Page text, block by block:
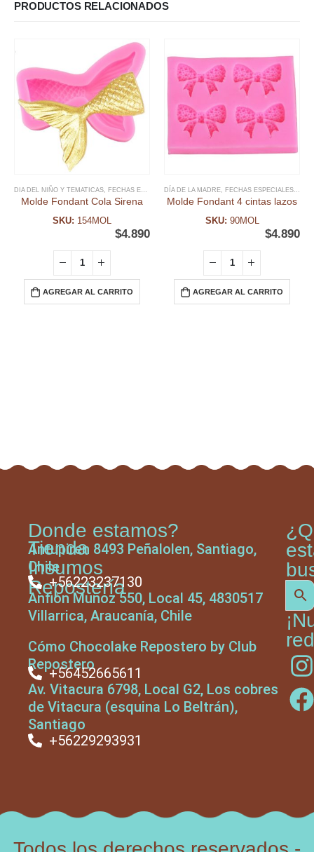
PRODUCTOS RELACIONADOS
DIA DEL NIÑO Y TEMATICAS, FECHAS ESPECIALES , FONDANT , MOLDE FONDANT, SIRENAS Y
Molde Fondant Cola Sirena
SKU: 154MOL
$4.890
AGREGAR AL CARRITO
DÍA DE LA MADRE, FECHAS ESPECIALES,
Molde Fondant 4 cintas lazos
SKU: 90MOL
$4.890
AGREGAR AL CARRITO
Tienda
Insumos
Repostería
Donde estamos?
Antupiren 8493 Peñalolen, Santiago,
Chile
+56223237130
Anfión Muñoz 550, Local 45, 4830517
Villarrica, Araucanía, Chile
Cómo Chocolake Repostero by Club
Repostero
+56452665611
Av. Vitacura 6798, Local G2, Los cobres
de Vitacura (esquina Lo Beltrán),
Santiago
+56229293931